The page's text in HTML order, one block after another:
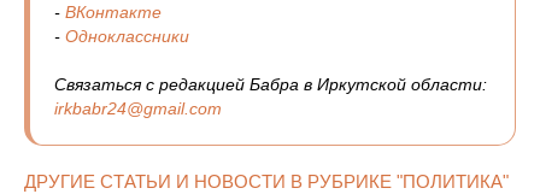
- ВКонтакте
- Одноклассники
Связаться с редакцией Бабра в Иркутской области:
irkbabr24@gmail.com
ДРУГИЕ СТАТЬИ И НОВОСТИ В РУБРИКЕ "ПОЛИТИКА"